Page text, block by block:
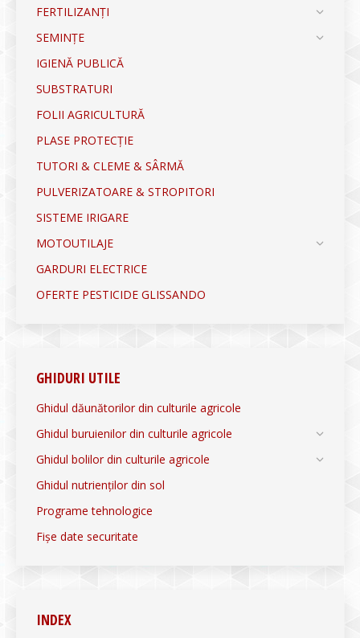
FERTILIZANȚI
SEMINȚE
IGIENĂ PUBLICĂ
SUBSTRATURI
FOLII AGRICULTURĂ
PLASE PROTECȚIE
TUTORI & CLEME & SÂRMĂ
PULVERIZATOARE & STROPITORI
SISTEME IRIGARE
MOTOUTILAJE
GARDURI ELECTRICE
OFERTE PESTICIDE GLISSANDO
GHIDURI UTILE
Ghidul dăunătorilor din culturile agricole
Ghidul buruienilor din culturile agricole
Ghidul bolilor din culturile agricole
Ghidul nutrienților din sol
Programe tehnologice
Fișe date securitate
INDEX